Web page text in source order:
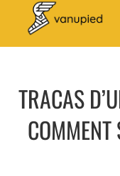
TRACAS
COMMENT